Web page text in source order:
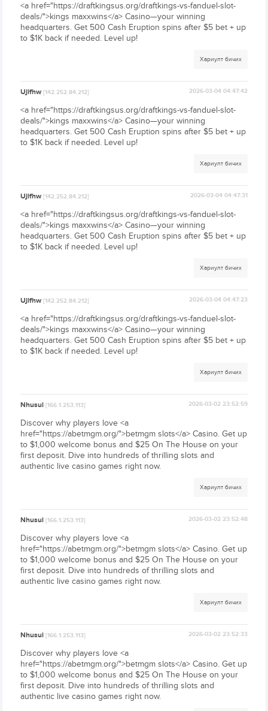
<a href="https://draftkingsus.org/draftkings-vs-fanduel-slot-
deals/">kings maxxwins</a> Casino—your winning
headquarters. Get 500 Cash Eruption spins after $5 bet + up
to $1K back if needed. Level up!
Хариулт бичих
Ujlfhw[142.252.84.212] 2026-03-04 04:47:42
<a href="https://draftkingsus.org/draftkings-vs-fanduel-slot-
deals/">kings maxxwins</a> Casino—your winning
headquarters. Get 500 Cash Eruption spins after $5 bet + up
to $1K back if needed. Level up!
Хариулт бичих
Ujlfhw[142.252.84.212] 2026-03-04 04:47:31
<a href="https://draftkingsus.org/draftkings-vs-fanduel-slot-
deals/">kings maxxwins</a> Casino—your winning
headquarters. Get 500 Cash Eruption spins after $5 bet + up
to $1K back if needed. Level up!
Хариулт бичих
Ujlfhw[142.252.84.212] 2026-03-04 04:47:23
<a href="https://draftkingsus.org/draftkings-vs-fanduel-slot-
deals/">kings maxxwins</a> Casino—your winning
headquarters. Get 500 Cash Eruption spins after $5 bet + up
to $1K back if needed. Level up!
Хариулт бичих
Nhusui[166.1.253.113] 2026-03-02 23:52:59
Discover why players love <a
href="https://abetmgm.org/">betmgm slots</a> Casino. Get up
to $1,000 welcome bonus and $25 On The House on your
first deposit. Dive into hundreds of thrilling slots and
authentic live casino games right now.
Хариулт бичих
Nhusui[166.1.253.113] 2026-03-02 23:52:48
Discover why players love <a
href="https://abetmgm.org/">betmgm slots</a> Casino. Get up
to $1,000 welcome bonus and $25 On The House on your
first deposit. Dive into hundreds of thrilling slots and
authentic live casino games right now.
Хариулт бичих
Nhusui[166.1.253.113] 2026-03-02 23:52:33
Discover why players love <a
href="https://abetmgm.org/">betmgm slots</a> Casino. Get up
to $1,000 welcome bonus and $25 On The House on your
first deposit. Dive into hundreds of thrilling slots and
authentic live casino games right now.